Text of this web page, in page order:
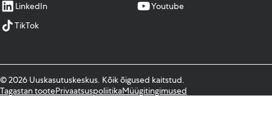
LinkedIn
Youtube
TikTok
© 2026 Uuskasutuskeskus. Kõik õigused kaitstud.
Tagastan tootePrivaatsuspoliitikaMüügitingimused